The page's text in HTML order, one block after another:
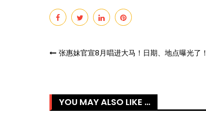
Post
张惠妹官宣8月唱进大马！日期、地点曝光了！
YOU MAY ALSO LIKE ...